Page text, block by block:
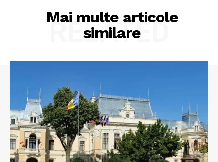
Mai multe articole
similare
RELATED